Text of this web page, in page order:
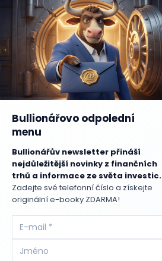
Bullionářovo odpolední
menu
Bullionářův newsletter přináší
nejdůležitější novinky z finančních
trhů a informace ze světa investic.
Zadejte své telefonní číslo a získejte
originální e-booky ZDARMA!